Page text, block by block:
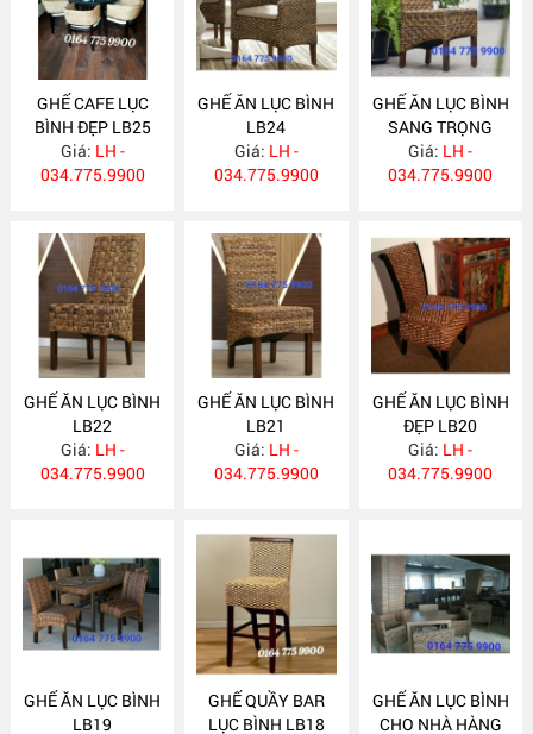
GHẾ CAFE LỤC
BÌNH ĐẸP LB25
Giá: LH -
034.775.9900
GHẾ ĂN LỤC BÌNH
LB24
Giá: LH -
034.775.9900
GHẾ ĂN LỤC BÌNH
SANG TRỌNG
LB23
Giá: LH -
034.775.9900
GHẾ ĂN LỤC BÌNH
LB22
Giá: LH -
034.775.9900
GHẾ ĂN LỤC BÌNH
LB21
Giá: LH -
034.775.9900
GHẾ ĂN LỤC BÌNH
ĐẸP LB20
Giá: LH -
034.775.9900
GHẾ ĂN LỤC BÌNH
LB19
GHẾ QUẦY BAR
LỤC BÌNH LB18
GHẾ ĂN LỤC BÌNH
CHO NHÀ HÀNG